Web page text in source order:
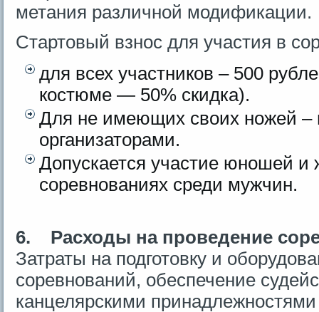
метания различной модификации.
Стартовый взнос для участия в
для всех участников – 500
костюме — 50% скидка).
Для не имеющих своих ножей –
организаторами.
Допускается участие юношей
соревнованиях среди мужчин.
6. Расходы на проведение
Затраты на подготовку и
соревнований, обеспечение
канцелярскими